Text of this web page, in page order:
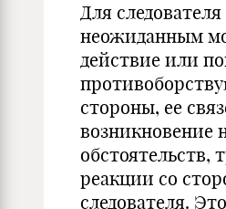
Для следователя
неожиданным
действие или
стороны, ее
возникновение
обстоятельств,
реакции со
следователя.